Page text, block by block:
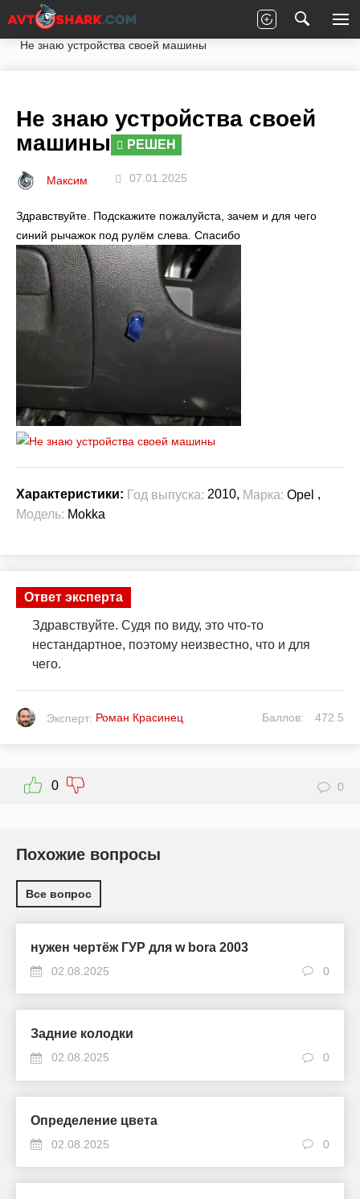
Главная Вопросы экспертам
Mokka
Не знаю устройства своей машины
Не знаю устройства своей
машины
РЕШЕН
Максим 07.01.2025
Здравствуйте. Подскажите пожалуйста, зачем и для чего
синий рычажок под рулём слева. Спасибо
Характеристики: Год выпуска: 2010, Марка: Opel ,
Модель: Mokka
Ответ эксперта
Здравствуйте. Судя по виду, это что-то
нестандартное, поэтому неизвестно, что и для
чего.
Эксперт: Роман Красинец Баллов: 472.5
0 0
Похожие вопросы
Все вопрос
нужен чертёж ГУР для w bora 2003
02.08.2025 0
Задние колодки
02.08.2025 0
Определение цвета
02.08.2025 0